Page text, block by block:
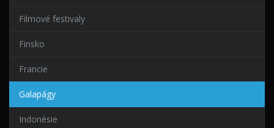
Filmové festivaly
Finsko
Francie
Galapágy
Indonésie